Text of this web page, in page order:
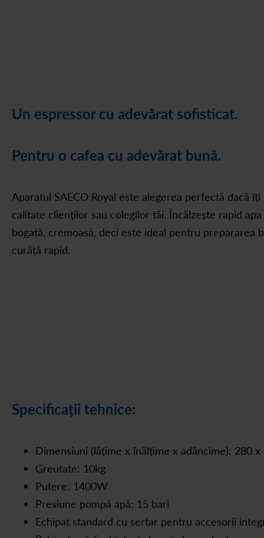
Un espressor cu adevărat sofisticat.
Pentru o cafea cu adevărat bună.
Aparatul SAECO Royal este alegerea perfectă dacă
calitate clienților sau colegilor tăi. Încălzește rapid
bogată, cremoasă, deci este ideal pentru prepararea
curăță rapid.
Specificații tehnice:
Dimensiuni (lățime x înălțime x adâncime): 280
Greutate: 10kg
Putere: 1400W
Presiune pompă apă: 15 bari
Echipat standard cu sertar pentru accesorii